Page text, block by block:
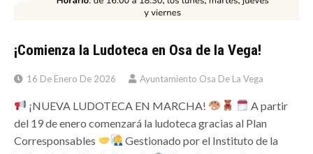
¡Comienza la Ludoteca en Osa de la Vega!
16 De Enero De 2026 Ayuntamiento Osa De La Vega
¡NUEVA LUDOTECA EN MARCHA!
A partir
del 19 de enero comenzará la ludoteca gracias al Plan
Corresponsables
Gestionado por el Instituto de la